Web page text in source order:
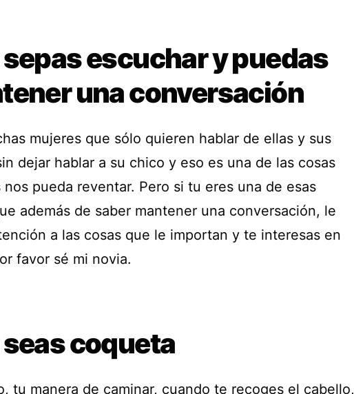
sepas escuchar y puedas
una conversación
mujeres que sólo quieren hablar de ellas y sus
dejar hablar a su chico y eso es una de las cosas
nos pueda reventar. Pero si tu eres una de esas
además de saber mantener una conversación, le
a las cosas que le importan y te interesas en
favor sé mi novia.
coqueta
tu manera de caminar, cuando te recoges el cabello,